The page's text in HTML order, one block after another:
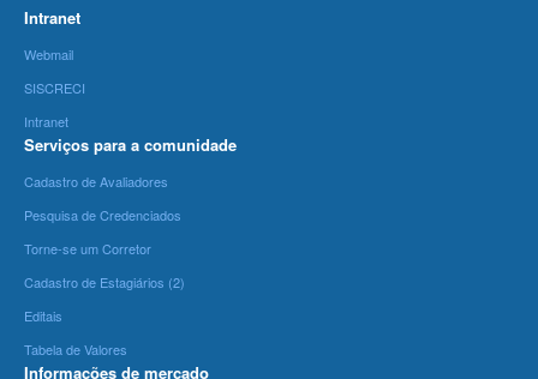
Intranet
Webmail
SISCRECI
Intranet
Serviços para a comunidade
Cadastro de Avaliadores
Pesquisa de Credenciados
Torne-se um Corretor
Cadastro de Estagiários (2)
Editais
Tabela de Valores
Informações de mercado